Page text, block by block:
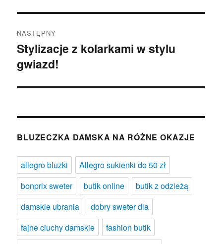
NASTĘPNY
Następny
wpis:
Stylizacje z kolarkami w stylu
gwiazd!
BLUZECZKA DAMSKA NA RÓŻNE OKAZJE
allegro bluzki
Allegro sukienki do 50 zł
bonprix sweter
butik online
butik z odzieżą
damskie ubrania
dobry sweter dla
fajne ciuchy damskie
fashion butik